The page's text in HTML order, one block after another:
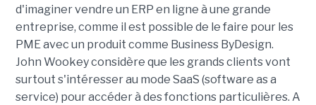
d'imaginer vendre un ERP en ligne à une grande
entreprise, comme il est possible de le faire pour les
PME avec un produit comme Business ByDesign.
John Wookey considère que les grands clients vont
surtout s'intéresser au mode SaaS (software as a
service) pour accéder à des fonctions particulières. A